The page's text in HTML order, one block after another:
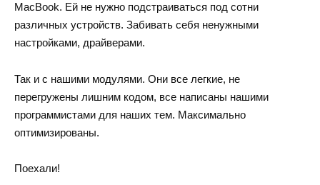
MacBook. Ей не нужно подстраиваться под сотни
различных устройств. Забивать себя ненужными
настройками, драйверами.
Так и с нашими модулями. Они все легкие, не
перегружены лишним кодом, все написаны нашими
программистами для наших тем. Максимально
оптимизированы.
Поехали!